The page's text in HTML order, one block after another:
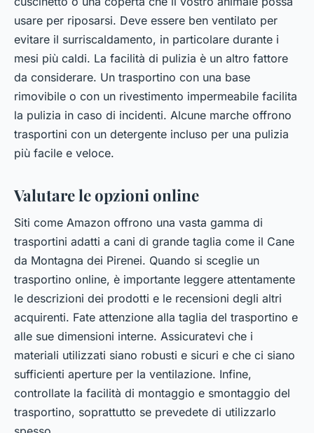
usare per riposarsi. Deve essere ben ventilato per
evitare il surriscaldamento, in particolare durante i
mesi più caldi. La facilità di pulizia è un altro fattore
da considerare. Un trasportino con una base
rimovibile o con un rivestimento impermeabile facilita
la pulizia in caso di incidenti. Alcune marche offrono
trasportini con un detergente incluso per una pulizia
più facile e veloce.
Valutare le opzioni online
Siti come Amazon offrono una vasta gamma di
trasportini adatti a cani di grande taglia come il Cane
da Montagna dei Pirenei. Quando si sceglie un
trasportino online, è importante leggere attentamente
le descrizioni dei prodotti e le recensioni degli altri
acquirenti. Fate attenzione alla taglia del trasportino e
alle sue dimensioni interne. Assicuratevi che i
materiali utilizzati siano robusti e sicuri e che ci siano
sufficienti aperture per la ventilazione. Infine,
controllate la facilità di montaggio e smontaggio del
trasportino, soprattutto se prevedete di utilizzarlo